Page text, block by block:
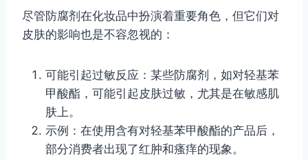
尽管防腐剂在化妆品中扮演着重要角色，但它们对
皮肤的影响也是不容忽视的：
可能引起过敏反应：某些防腐剂，如对轻基苯
甲酸酯，可能引起皮肤过敏，尤其是在敏感肌
肤上。
示例：在使用含有对轻基苯甲酸酯的产品后，
部分消费者出现了红肿和瘙痒的现象。